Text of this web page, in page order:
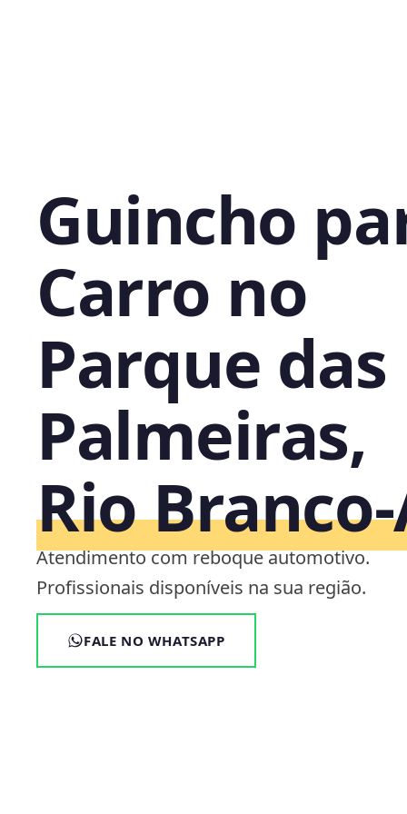
Guincho
Carro no
Parque das
Palmeiras,
Rio
Atendimento com reboque automotivo.
Profissionais disponíveis na sua região.
FALE NO WHATSAPP